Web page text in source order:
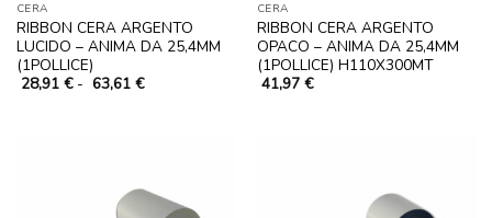
CERA
RIBBON CERA ARGENTO
LUCIDO – ANIMA DA 25,4MM
(1POLLICE)
28,91 € - 63,61 €Fascia
CERA
RIBBON CERA ARGENTO
OPACO – ANIMA DA 25,4MM
(1POLLICE) H110X300MT
41,97 €